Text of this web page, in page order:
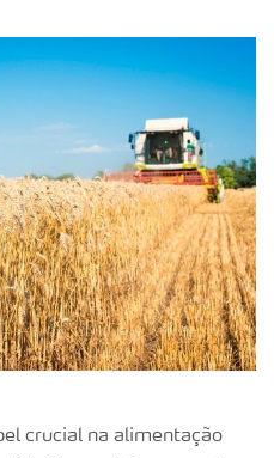
crucial na alimentação